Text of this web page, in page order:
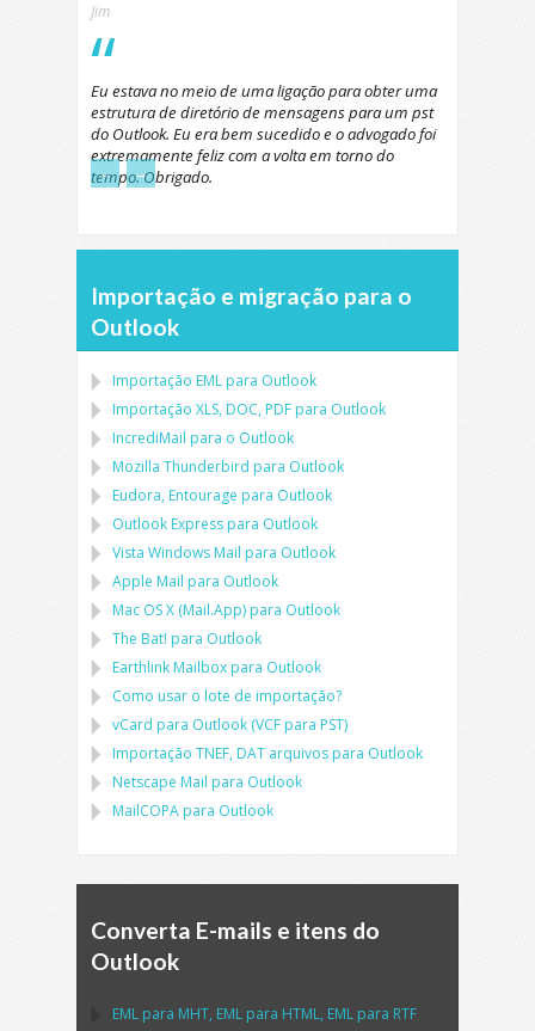
Jim
Eu estava no meio de uma ligação para obter uma
estrutura de diretório de mensagens para um pst
do Outlook. Eu era bem sucedido e o advogado foi
extremamente feliz com a volta em torno do
tempo. Obrigado.
← →
Importação e migração para o
Outlook
Importação EML para Outlook
Importação XLS, DOC, PDF para Outlook
IncrediMail para o Outlook
Mozilla Thunderbird para Outlook
Eudora, Entourage para Outlook
Outlook Express para Outlook
Vista Windows Mail para Outlook
Apple Mail para Outlook
Mac OS X (Mail.App) para Outlook
The Bat! para Outlook
Earthlink Mailbox para Outlook
Como usar o lote de importação?
vCard para Outlook (VCF para PST)
Importação TNEF, DAT arquivos para Outlook
Netscape Mail para Outlook
MailCOPA para Outlook
Converta E-mails e itens do
Outlook
EML para MHT, EML para HTML, EML para RTF